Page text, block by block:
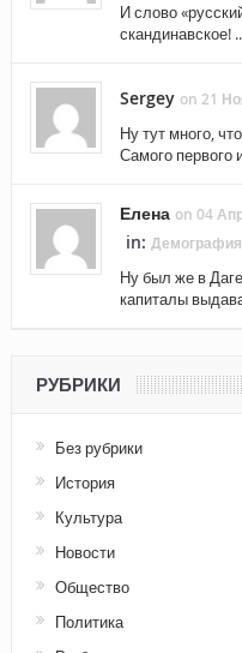
И слово
скандинавское!
Sergey on 21
Ну тут много,
Самого первого
Елена on 04
in:
Ну был же в
капиталы
РУБРИКИ
Без рубрики
История
Культура
Новости
Общество
Политика